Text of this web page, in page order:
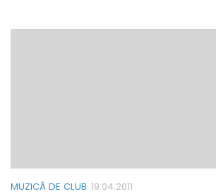
MUZICĂ DE CLUB 19.04.2011